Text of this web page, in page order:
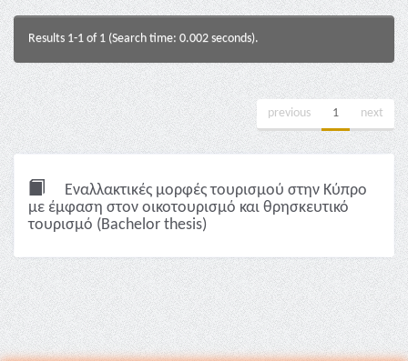
Results 1-1 of 1 (Search time: 0.002 seconds).
previous 1 next
Εναλλακτικές μορφές τουρισμού στην Κύπρο
με έμφαση στον οικοτουρισμό και θρησκευτικό
τουρισμό (Bachelor thesis)